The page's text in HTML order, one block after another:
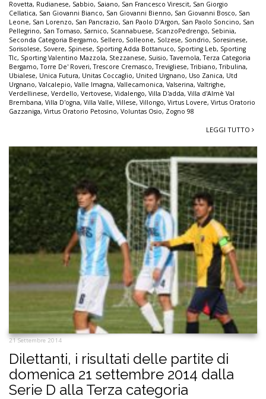
Rovetta, Rudianese, Sabbio, Saiano, San Francesco Virescit, San Giorgio
Cellatica, San Giovanni Bianco, San Giovanni Bienno, San Giovanni Bosco, San
Leone, San Lorenzo, San Pancrazio, San Paolo D'Argon, San Paolo Soncino, San
Pellegrino, San Tomaso, Sarnico, Scannabuese, ScanzoPedrengo, Sebinia,
Seconda Categoria Bergamo, Sellero, Solleone, Solzese, Sondrio, Soresinese,
Sorisolese, Sovere, Spinese, Sporting Adda Bottanuco, Sporting Leb, Sporting
Tlc, Sporting Valentino Mazzola, Stezzanese, Suisio,Tavernola,Terza Categoria
Bergamo,Torre De' Roveri,Trescore Cremasco,Trevigliese,Tribiano,Tribulina,
Ubialese, Unica Futura, Unitas Coccaglio, United Urgnano, Uso Zanica, Utd
Urgnano, Valcalepio, Valle Imagna, Vallecamonica, Valserina, Valtrighe,
Verdellinese, Verdello, Vertovese, Vidalengo, Villa D'adda, Villa d'Almè Val
Brembana, Villa D'ogna, Villa Valle, Villese, Villongo, Virtus Lovere, Virtus Oratorio
Gazzaniga, Virtus Oratorio Petosino, Voluntas Osio, Zogno 98
LEGGI TUTTO
21 Settembre 2014
Dilettanti, i risultati delle partite di
domenica 21 settembre 2014 dalla
Serie D alla Terza categoria